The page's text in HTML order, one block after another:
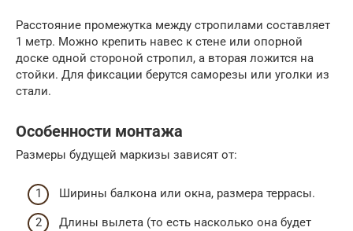
Расстояние промежутка между стропилами составляет
1 метр. Можно крепить навес к стене или опорной
доске одной стороной стропил, а вторая ложится на
стойки. Для фиксации берутся саморезы или уголки из
стали.
Особенности монтажа
Размеры будущей маркизы зависят от:
Ширины балкона или окна, размера террасы.
Длины вылета (то есть насколько она будет